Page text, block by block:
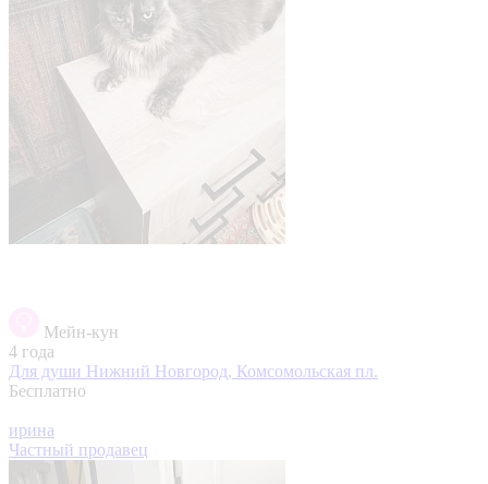
Мейн-кун
4 года
Для души Нижний Новгород, Комсомольская пл.
Бесплатно
ирина
Частный продавец